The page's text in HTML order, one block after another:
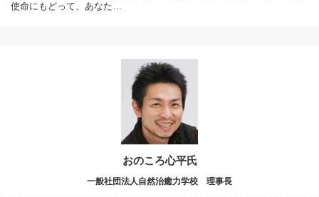
使命にもどって、あなた…
おのころ心平氏
一般社団法人自然治癒力学校 理事長